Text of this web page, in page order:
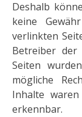
Deshalb
keine
verlinkten
Betreiber der
Seiten
mögliche
Inhalte
erkennbar.